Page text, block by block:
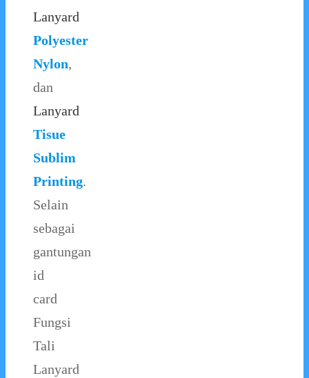
Lanyard
Polyester
Nylon,
dan
Lanyard
Tisue
Sublim
Printing.
Selain
sebagai
gantungan
id
card
Fungsi
Tali
Lanyard